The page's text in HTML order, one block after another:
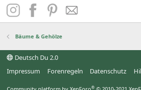
Bäume & Gehölze
Deutsch Du 2.0
Impressum
Forenregeln Datenschutz
®